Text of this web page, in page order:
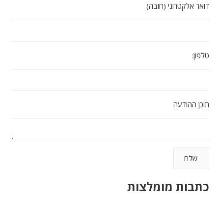
דואר אלקטרוני (חובה)
טלפון:
תוכן ההודעה
כתבות מומלצות